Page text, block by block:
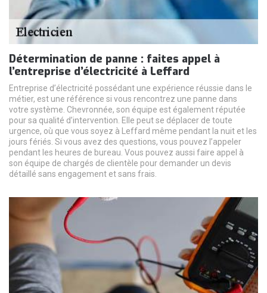
Détermination de panne : faites appel à
l’entreprise d’électricité à Leffard
Entreprise d’électricité possédant une expérience réussie dans le
métier, est une référence si vous rencontrez une panne dans
votre système. Chevronnée, son équipe est également réputée
pour sa qualité d’intervention. Elle peut se déplacer de toute
urgence, où que vous soyez à Leffard même pendant la nuit et les
jours fériés. Si vous avez des questions, vous pouvez l’appeler
pendant les heures de bureau. Vous pouvez aussi faire appel à
son équipe de chargés de clientèle pour demander un devis
détaillé sans engagement et sans frais.